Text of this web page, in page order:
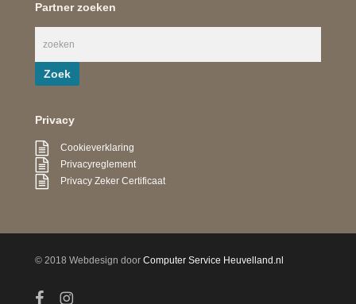
Partner zoeken
Privacy
Cookieverklaring
Privacyreglement
Privacy Zeker Certificaat
© 2018 Webdesign doorComputer Service Heuvelland.nl
facebookinstagram